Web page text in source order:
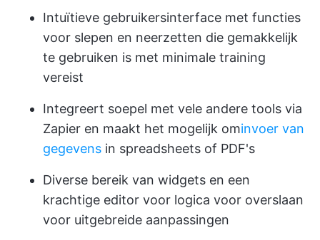
Intuïtieve gebruikersinterface met functies
voor slepen en neerzetten die gemakkelijk
te gebruiken is met minimale training
vereist
Integreert soepel met vele andere tools via
Zapier en maakt het mogelijk ominvoer van
gegevens in spreadsheets of PDF's
Diverse bereik van widgets en een
krachtige editor voor logica voor overslaan
voor uitgebreide aanpassingen